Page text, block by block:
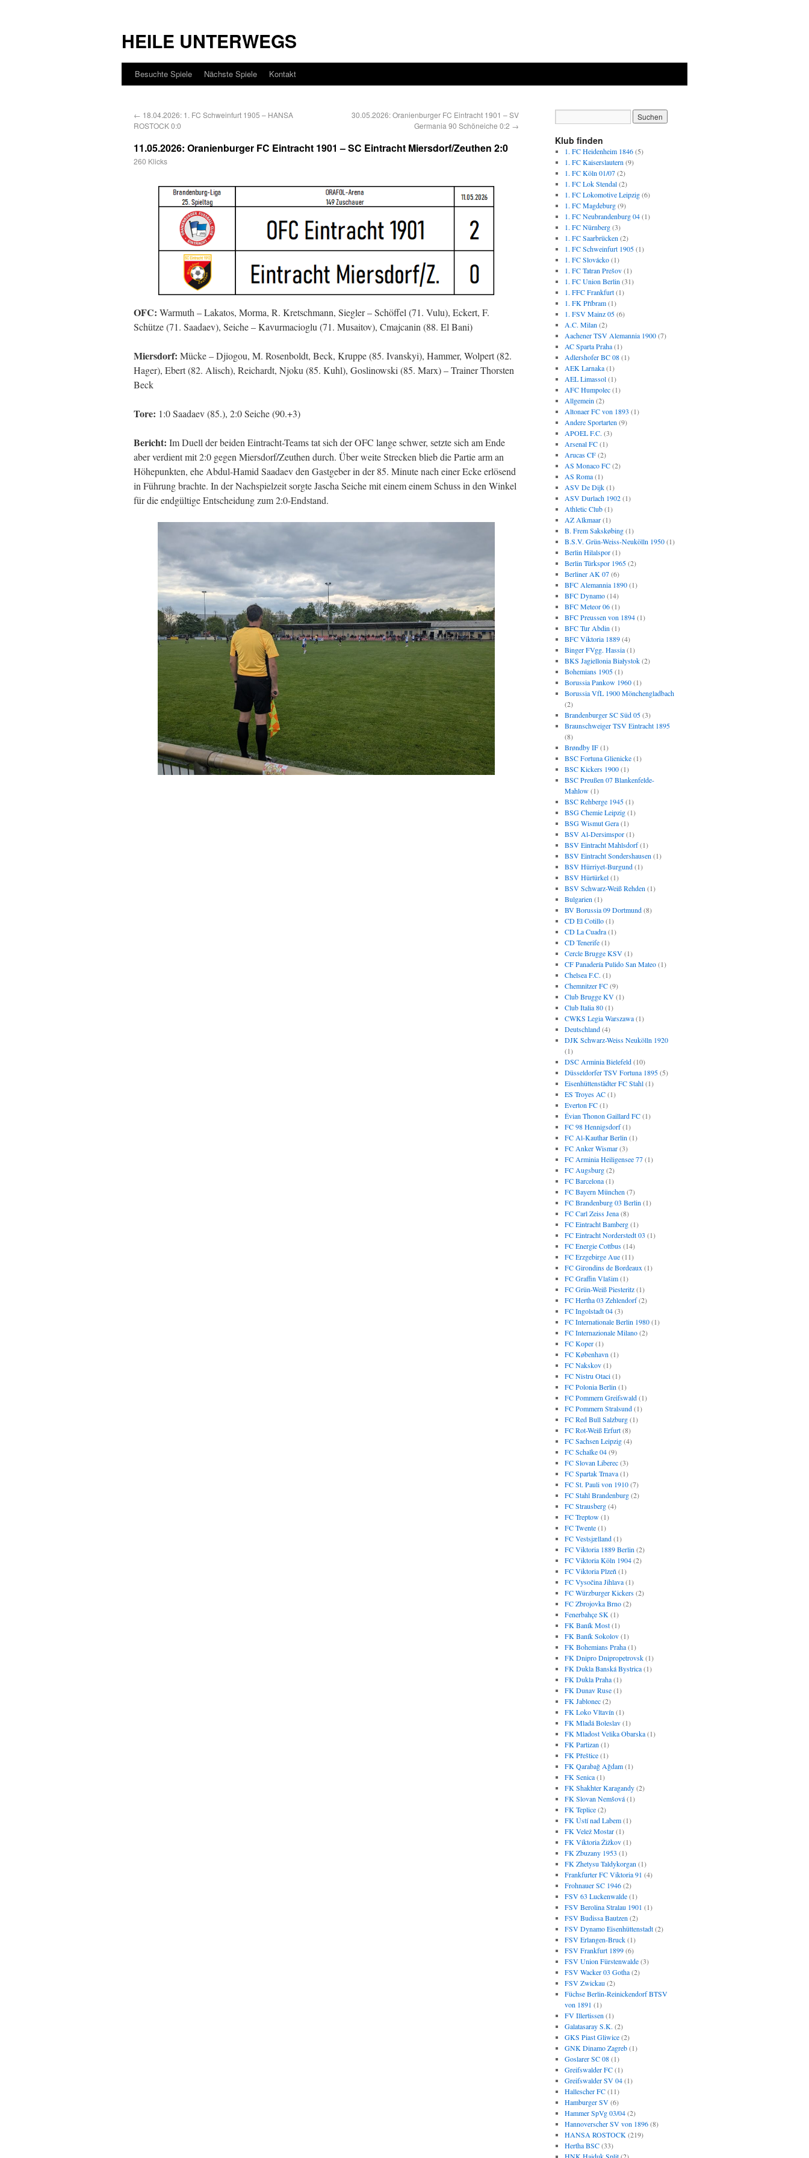
HEILE UNTERWEGS
Besuchte Spiele Nächste Spiele Kontakt
← 18.04.2026: 1. FC Schweinfurt 1905 – HANSA
ROSTOCK 0:0
30.05.2026: Oranienburger FC Eintracht 1901 – SV
Germania 90 Schöneiche 0:2 →
11.05.2026: Oranienburger FC Eintracht 1901 – SC Eintracht Miersdorf/Zeuthen 2:0
260 Klicks
OFC: Warmuth – Lakatos, Morma, R. Kretschmann, Siegler – Schöffel (71. Vulu), Eckert, F.
Schütze (71. Saadaev), Seiche – Kavurmacioglu (71. Musaitov), Cmajcanin (88. El Bani)
Miersdorf: Mücke – Djiogou, M. Rosenboldt, Beck, Kruppe (85. Ivanskyi), Hammer, Wolpert (82.
Hager), Ebert (82. Alisch), Reichardt, Njoku (85. Kuhl), Goslinowski (85. Marx) – Trainer Thorsten
Beck
Tore: 1:0 Saadaev (85.), 2:0 Seiche (90.+3)
Bericht: Im Duell der beiden Eintracht-Teams tat sich der OFC lange schwer, setzte sich am Ende
aber verdient mit 2:0 gegen Miersdorf/Zeuthen durch. Über weite Strecken blieb die Partie arm an
Höhepunkten, ehe Abdul-Hamid Saadaev den Gastgeber in der 85. Minute nach einer Ecke erlösend
in Führung brachte. In der Nachspielzeit sorgte Jascha Seiche mit einem einem Schuss in den Winkel
für die endgültige Entscheidung zum 2:0-Endstand.
Klub finden
1. FC Heidenheim 1846(5)
1. FC Kaiserslautern (9)
1. FC Köln 01/07(2)
1. FC Lok Stendal(2)
1. FC Lokomotive Leipzig(6)
1. FC Magdeburg(9)
1. FC Neubrandenburg 04(1)
1. FC Nürnberg(3)
1. FC Saarbrücken (2)
1. FC Schweinfurt 1905(1)
1. FC Slovácko(1)
1. FC Tatran Prešov(1)
1. FC Union Berlin (31)
1. FFC Frankfurt(1)
1. FK Příbram(1)
1. FSV Mainz 05(6)
A.C. Milan (2)
Aachener TSV Alemannia 1900(7)
AC Sparta Praha(1)
Adlershofer BC 08(1)
AEK Larnaka(1)
AEL Limassol(1)
AFC Humpolec(1)
Allgemein (2)
Altonaer FC von 1893 (1)
Andere Sportarten (9)
APOEL F.C. (3)
Arsenal FC(1)
Arucas CF(2)
AS Monaco FC(2)
AS Roma(1)
ASV De Dijk(1)
ASV Durlach 1902(1)
Athletic Club(1)
AZ Alkmaar(1)
B. Frem Sakskøbing(1)
B.S.V. Grün-Weiss-Neukölln 1950(1)
Berlin Hilalspor(1)
Berlin Türkspor 1965(2)
Berliner AK 07(6)
BFC Alemannia 1890(1)
BFC Dynamo(14)
BFC Meteor 06(1)
BFC Preussen von 1894(1)
BFC Tur Abdin (1)
BFC Viktoria 1889(4)
Binger FVgg. Hassia(1)
BKS Jagiellonia Białystok(2)
Bohemians 1905(1)
Borussia Pankow 1960(1)
Borussia VfL 1900 Mönchengladbach
(2)
Brandenburger SC Süd 05(3)
Braunschweiger TSV Eintracht 1895
(8)
Brøndby IF(1)
BSC Fortuna Glienicke(1)
BSC Kickers 1900(1)
BSC Preußen 07 Blankenfelde-
Mahlow(1)
BSC Rehberge 1945(1)
BSG Chemie Leipzig(1)
BSG Wismut Gera(1)
BSV Al-Dersimspor(1)
BSV Eintracht Mahlsdorf(1)
BSV Eintracht Sondershausen (1)
BSV Hürriyet-Burgund(1)
BSV Hürtürkel(1)
BSV Schwarz-Weiß Rehden (1)
Bulgarien (1)
BV Borussia 09 Dortmund(8)
CD El Cotillo(1)
CD La Cuadra(1)
CD Tenerife(1)
Cercle Brugge KSV(1)
CF Panadería Pulido San Mateo(1)
Chelsea F.C. (1)
Chemnitzer FC(9)
Club Brugge KV(1)
Club Italia 80(1)
CWKS Legia Warszawa(1)
Deutschland(4)
DJK Schwarz-Weiss Neukölln 1920
(1)
DSC Arminia Bielefeld(10)
Düsseldorfer TSV Fortuna 1895(5)
Eisenhüttenstädter FC Stahl(1)
ES Troyes AC(1)
Everton FC(1)
Évian Thonon Gaillard FC(1)
FC 98 Hennigsdorf(1)
FC Al-Kauthar Berlin (1)
FC Anker Wismar(3)
FC Arminia Heiligensee 77(1)
FC Augsburg(2)
FC Barcelona(1)
FC Bayern München (7)
FC Brandenburg 03 Berlin (1)
FC Carl Zeiss Jena(8)
FC Eintracht Bamberg(1)
FC Eintracht Norderstedt 03 (1)
FC Energie Cottbus(14)
FC Erzgebirge Aue(11)
FC Girondins de Bordeaux (1)
FC Graffin Vlašim(1)
FC Grün-Weiß Piesteritz(1)
FC Hertha 03 Zehlendorf(2)
FC Ingolstadt 04(3)
FC Internationale Berlin 1980(1)
FC Internazionale Milano(2)
FC Koper(1)
FC København (1)
FC Nakskov(1)
FC Nistru Otaci(1)
FC Polonia Berlin (1)
FC Pommern Greifswald(1)
FC Pommern Stralsund(1)
FC Red Bull Salzburg(1)
FC Rot-Weiß Erfurt(8)
FC Sachsen Leipzig(4)
FC Schalke 04(9)
FC Slovan Liberec(3)
FC Spartak Trnava(1)
FC St. Pauli von 1910(7)
FC Stahl Brandenburg(2)
FC Strausberg(4)
FC Treptow(1)
FC Twente(1)
FC Vestsjælland(1)
FC Viktoria 1889 Berlin (2)
FC Viktoria Köln 1904(2)
FC Viktoria Plzeň (1)
FC Vysočina Jihlava(1)
FC Würzburger Kickers(2)
FC Zbrojovka Brno(2)
Fenerbahçe SK (1)
FK Baník Most(1)
FK Baník Sokolov(1)
FK Bohemians Praha(1)
FK Dnipro Dnipropetrovsk(1)
FK Dukla Banská Bystrica(1)
FK Dukla Praha(1)
FK Dunav Ruse(1)
FK Jablonec(2)
FK Loko Vltavín (1)
FK Mladá Boleslav(1)
FK Mladost Velika Obarska(1)
FK Partizan (1)
FK Přeštice(1)
FK Qarabağ Ağdam(1)
FK Senica(1)
FK Shakhter Karagandy(2)
FK Slovan Nemšová(1)
FK Teplice(2)
FK Ústí nad Labem(1)
FK Velež Mostar(1)
FK Viktoria Žižkov(1)
FK Zbuzany 1953 (1)
FK Zhetysu Taldykorgan (1)
Frankfurter FC Viktoria 91 (4)
Frohnauer SC 1946(2)
FSV 63 Luckenwalde(1)
FSV Berolina Stralau 1901 (1)
FSV Budissa Bautzen (2)
FSV Dynamo Eisenhüttenstadt(2)
FSV Erlangen-Bruck(1)
FSV Frankfurt 1899(6)
FSV Union Fürstenwalde(3)
FSV Wacker 03 Gotha(2)
FSV Zwickau (2)
Füchse Berlin-Reinickendorf BTSV
von 1891 (1)
FV Illertissen (1)
Galatasaray S.K. (2)
GKS Piast Gliwice(2)
GNK Dinamo Zagreb(1)
Goslarer SC 08(1)
Greifswalder FC(1)
Greifswalder SV 04(1)
Hallescher FC(11)
Hamburger SV(6)
Hammer SpVg 03/04(2)
Hannoverscher SV von 1896(8)
HANSA ROSTOCK (219)
Hertha BSC(33)